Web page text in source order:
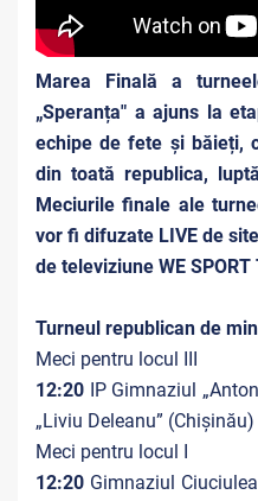
Marea Finală a
„Speranța" a ajuns la
echipe de fete și băieți,
din toată republica,
Meciurile finale ale
vor fi difuzate LIVE de
de televiziune WE
Turneul republican de
Meci pentru locul III
12:20 IP Gimnaziul
„Liviu Deleanu” (Chișinău)
Meci pentru locul I
12:20 Gimnaziul